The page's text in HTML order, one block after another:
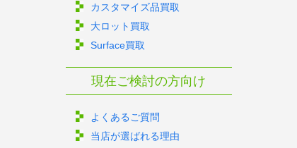
カスタマイズ品買取
大ロット買取
Surface買取
現在ご検討の方向け
よくあるご質問
当店が選ばれる理由